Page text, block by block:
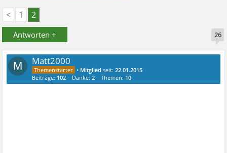
<
1 2
Antworten + 26
M Matt2000
• Mitglied seit:22.01.2015
Beiträge: 102 Danke:2 Themen: 10